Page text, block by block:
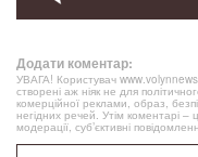
Додати коментар:
УВАГА! Користувач
створені аж ніяк не для
комерційної реклами, образ,
негідних речей. Утім коментарі
модерації, суб’єктивні